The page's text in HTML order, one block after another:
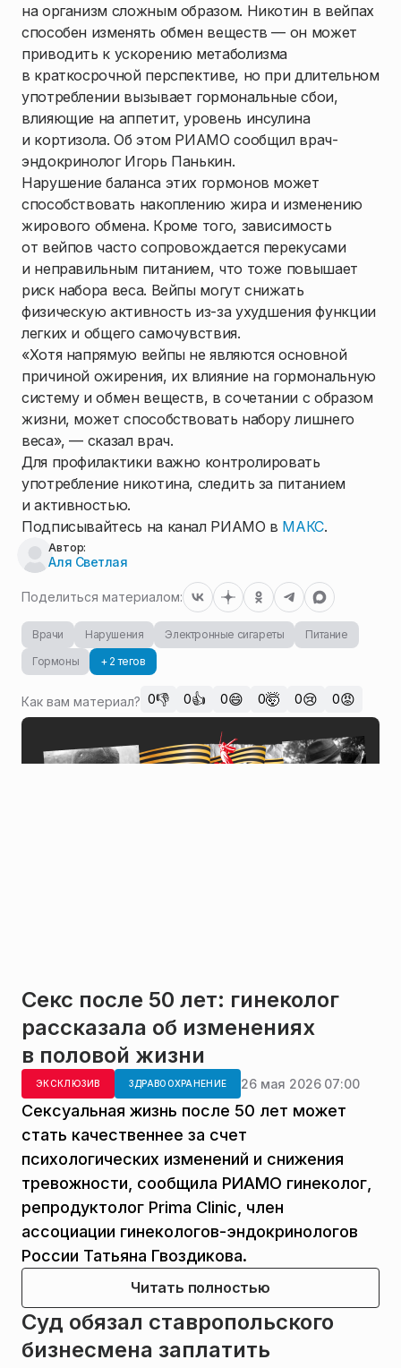
на организм сложным образом. Никотин в вейпах
способен изменять обмен веществ — он может
приводить к ускорению метаболизма
в краткосрочной перспективе, но при длительном
употреблении вызывает гормональные сбои,
влияющие на аппетит, уровень инсулина
и кортизола. Об этом РИАМО сообщил врач-
эндокринолог Игорь Панькин.
Нарушение баланса этих гормонов может
способствовать накоплению жира и изменению
жирового обмена. Кроме того, зависимость
от вейпов часто сопровождается перекусами
и неправильным питанием, что тоже повышает
риск набора веса. Вейпы могут снижать
физическую активность из-за ухудшения функции
легких и общего самочувствия.
«Хотя напрямую вейпы не являются основной
причиной ожирения, их влияние на гормональную
систему и обмен веществ, в сочетании с образом
жизни, может способствовать набору лишнего
веса», — сказал врач.
Для профилактики важно контролировать
употребление никотина, следить за питанием
и активностью.
Подписывайтесь на канал РИАМО в МАКС.
Автор:
Аля Светлая
Поделиться материалом:
Врачи Нарушения Электронные сигареты
Питание
Гормоны
+ 2 тегов
Как вам материал? 0👎 0👍 0😄 0🤯 0😢 0😡
Секс после 50 лет: гинеколог
рассказала об изменениях
в половой жизни
ЭКСКЛЮЗИВ ЗДРАВООХРАНЕНИЕ 26 мая 2026 07:00
Сексуальная жизнь после 50 лет может
стать качественнее за счет
психологических изменений и снижения
тревожности, сообщила РИАМО гинеколог,
репродуктолог Prima Clinic, член
ассоциации гинекологов-эндокринологов
России Татьяна Гвоздикова.
Читать полностью
Суд обязал ставропольского
бизнесмена заплатить